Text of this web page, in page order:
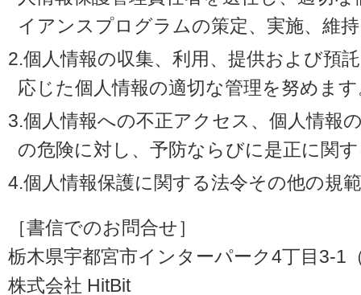
イアンスプログラムの策定、実施、維
2.個人情報の収集、利用、提供および預
応じた個人情報の適切な管理を努めま
3.個人情報への不正アクセス、個人情報
の危険に対し、予防ならびに是正に関
4.個人情報保護に関する法令その他の規
［書信でのお問合せ］
栃木県宇都宮市インターパーク4丁目3-1
株式会社 HitBit